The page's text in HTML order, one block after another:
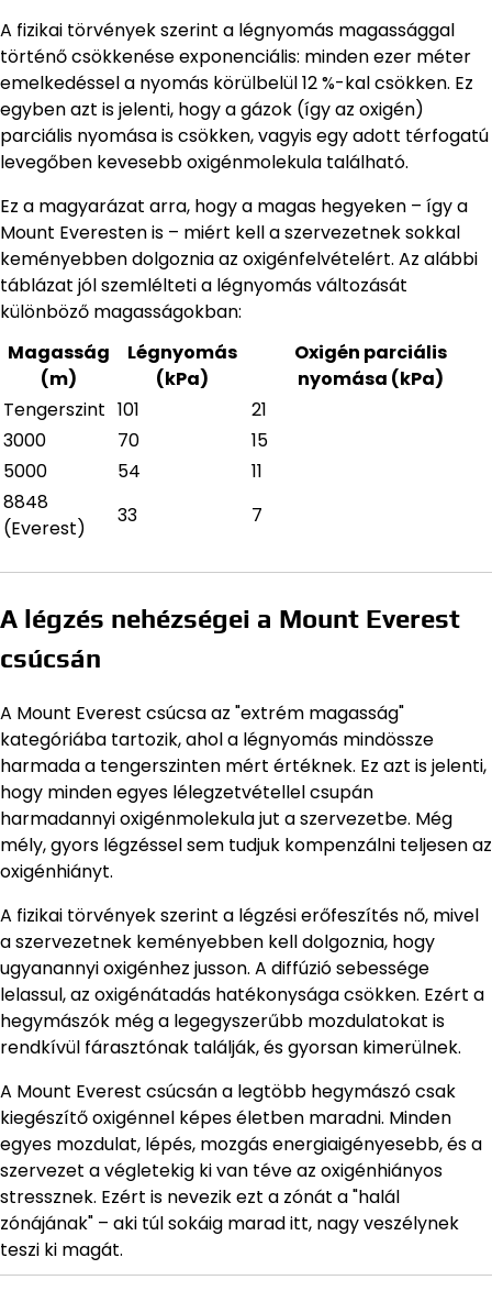
A fizikai törvények szerint a légnyomás magassággal
történő csökkenése exponenciális: minden ezer méter
emelkedéssel a nyomás körülbelül 12 %-kal csökken. Ez
egyben azt is jelenti, hogy a gázok (így az oxigén)
parciális nyomása is csökken, vagyis egy adott térfogatú
levegőben kevesebb oxigénmolekula található.
Ez a magyarázat arra, hogy a magas hegyeken – így a
Mount Everesten is – miért kell a szervezetnek sokkal
keményebben dolgoznia az oxigénfelvételért. Az alábbi
táblázat jól szemlélteti a légnyomás változását
különböző magasságokban:
Magasság
(m)
Légnyomás
(kPa)
Oxigén parciális
nyomása (kPa)
Tengerszint 101
21
3000
70
15
5000
54
11
8848
(Everest)
33 7
A légzés nehézségei a Mount Everest
csúcsán
A Mount Everest csúcsa az "extrém magasság"
kategóriába tartozik, ahol a légnyomás mindössze
harmada a tengerszinten mért értéknek. Ez azt is jelenti,
hogy minden egyes lélegzetvétellel csupán
harmadannyi oxigénmolekula jut a szervezetbe. Még
mély, gyors légzéssel sem tudjuk kompenzálni teljesen az
oxigénhiányt.
A fizikai törvények szerint a légzési erőfeszítés nő, mivel
a szervezetnek keményebben kell dolgoznia, hogy
ugyanannyi oxigénhez jusson. A diffúzió sebessége
lelassul, az oxigénátadás hatékonysága csökken. Ezért a
hegymászók még a legegyszerűbb mozdulatokat is
rendkívül fárasztónak találják, és gyorsan kimerülnek.
A Mount Everest csúcsán a legtöbb hegymászó csak
kiegészítő oxigénnel képes életben maradni. Minden
egyes mozdulat, lépés, mozgás energiaigényesebb, és a
szervezet a végletekig ki van téve az oxigénhiányos
stressznek. Ezért is nevezik ezt a zónát a "halál
zónájának" – aki túl sokáig marad itt, nagy veszélynek
teszi ki magát.